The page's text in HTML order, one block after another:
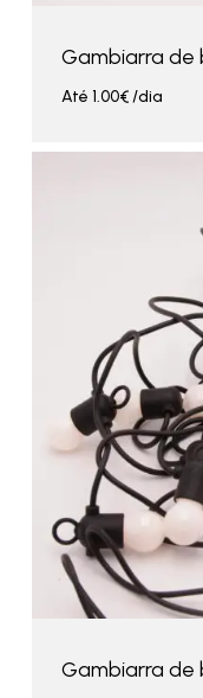
Gambiarra de
Até 1.00€/dia
Gambiarra de